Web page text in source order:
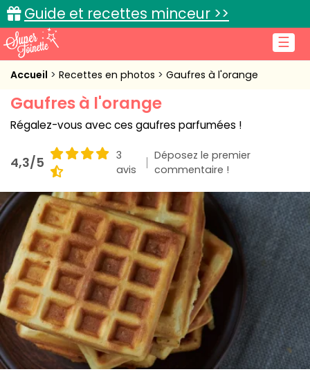
☰
Guide et recettes minceur >>
Accueil
Recettes de cuisine
Cuisine pratique
L'actu cuisine
Connexion
Accueil Recettes en photos Gaufres à l'orange
Gaufres à l'orange
Régalez-vous avec ces gaufres parfumées !
4,3/5
3
avis
Déposez le premier
commentaire !